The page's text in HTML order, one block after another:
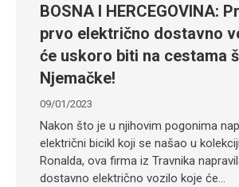
BOSNA I HERCEGOVINA:
prvo električno dostavno
će uskoro biti na cestama
Njemačke!
09/01/2023
Nakon što je u njihovim pogonima
električni bicikl koji se našao u
Ronalda, ova firma iz Travnika
dostavno električno vozilo koje će…